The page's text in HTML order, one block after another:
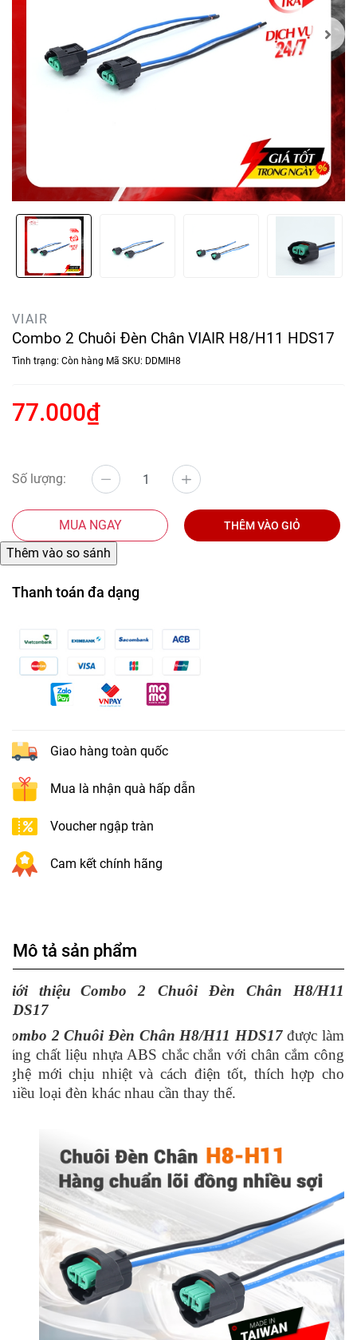
VIAIR
Combo 2 Chuôi Đèn Chân VIAIR H8/H11 HDS17
Tình trạng: Còn hàng Mã SKU: DDMIH8
77.000₫
Số lượng:
MUA NGAY THÊM VÀO GIỎ
Thanh toán đa dạng
Giao hàng toàn quốc
Mua là nhận quà hấp dẫn
Voucher ngập tràn
Cam kết chính hãng
Mô tả sản phẩm
Giới thiệu
Combo 2 Chuôi Đèn Chân H8/H11
HDS17
Combo 2 Chuôi Đèn Chân H8/H11 HDS17được làm
bằng chất liệu nhựa ABS chắc chắn với chân cắm công
nghệ mới chịu nhiệt và cách điện tốt, thích hợp cho
nhiều loại đèn khác nhau cần thay thế.